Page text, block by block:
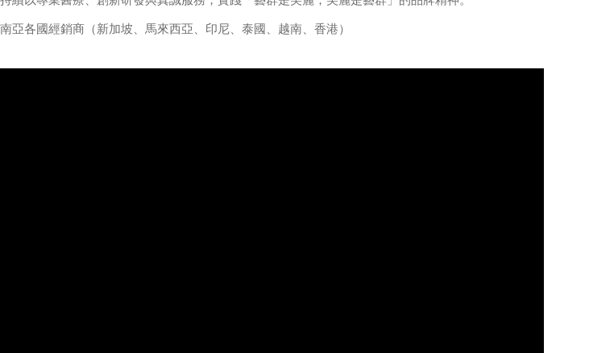
亞各國經銷商（新加坡、馬來西亞、印尼、泰國、越南、香港）